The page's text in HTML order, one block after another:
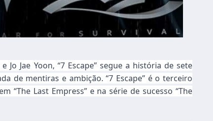
Jo Jae Yoon, “7 Escape” segue a história de sete
de mentiras e ambição. “7 Escape” é o terceiro
Last Empress” e na série de sucesso “The